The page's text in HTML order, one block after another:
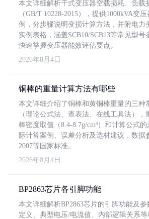
本文详细解析干式变压器空载损耗、负载
（GB/T 10228-2015），提供1000kVA变
例，分步骤说明变损计算方法，并附电力
实例表格，涵盖SCB10/SCB13等常见型号
快速掌握变压器能效评估要点。
2026年8月4日
铜棒的重量计算方法有哪些
本文详细介绍了铜棒和黄铜棒重量的三种
（理论公式法、查表法、在线工具法），
棒密度取值（8.4-8.7g/cm³）和计算公式
际计算案例、误差分析及选材建议，数据
2007等国家标准。
2026年8月4日
BP2863芯片各引脚功能
本文详细解析BP2863芯片的引脚功能及
定义、典型电压/电流值、内部逻辑关系